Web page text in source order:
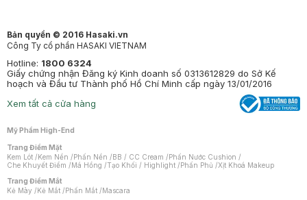
Bản quyền © 2016 Hasaki.vn
Công Ty cổ phần HASAKI VIETNAM
Hotline: 1800 6324
Giấy chứng nhận Đăng ký Kinh doanh số 0313612829 do Sở Kế
hoạch và Đầu tư Thành phố Hồ Chí Minh cấp ngày 13/01/2016
Xem tất cả cửa hàng
Mỹ Phẩm High-End
Trang Điểm Mặt
Kem Lót /Kem Nền /Phấn Nền /BB / CC Cream /Phấn Nước Cushion /
Che Khuyết Điểm /Má Hồng /Tạo Khối / Highlight /Phấn Phủ /Xịt Khoá Makeup
Trang Điểm Mắt
Kẻ Mày /Kẻ Mắt /Phấn Mắt /Mascara